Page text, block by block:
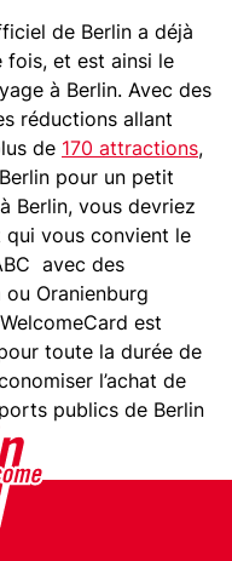
de Berlin a déjà
fois, et est ainsi le
à Berlin. Avec des
réductions allant
de 170 attractions,
pour un petit
Berlin, vous devriez
vous convient le
avec des
Oranienburg
est
toute la durée de
l’achat de
publics de Berlin